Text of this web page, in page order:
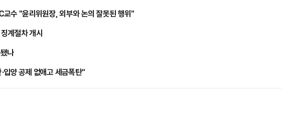
수 "윤리위원장, 외부와 논의 잘못된 행위"
계절차 개시
나
양 공제 없애고 세금폭탄"